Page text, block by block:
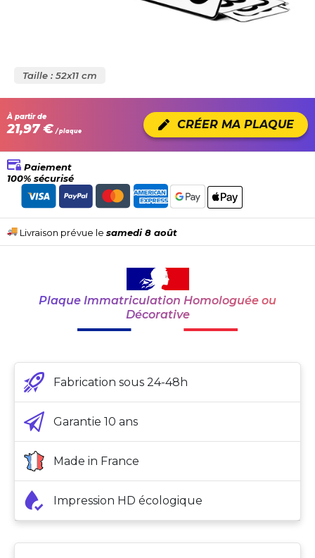
Taille : 52x11 cm
À partir de
21,97 € / plaque CRÉER MA PLAQUE
Paiement
100% sécurisé
Livraison prévue le samedi 8 août
Plaque Immatriculation Homologuée ou
Décorative
Fabrication sous 24-48h
Garantie 10 ans
Made in France
Impression HD écologique